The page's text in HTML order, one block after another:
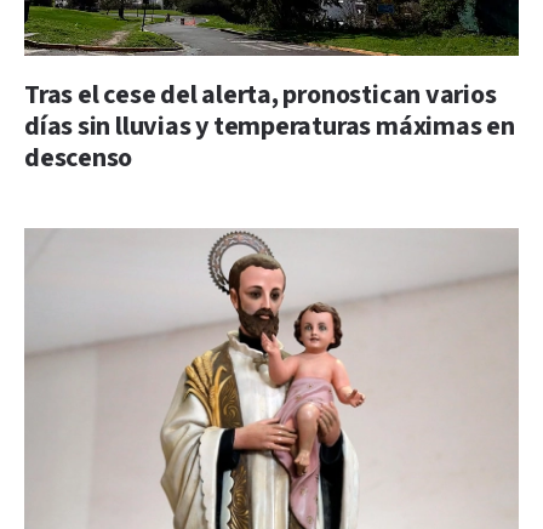
Tras el cese del alerta, pronostican varios
días sin lluvias y temperaturas máximas en
descenso